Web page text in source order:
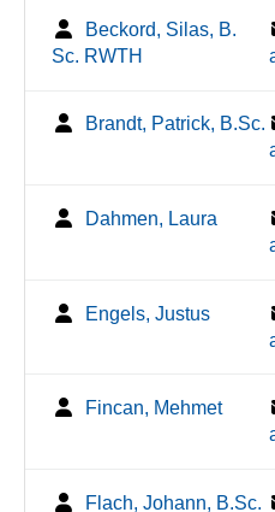
Beckord, Silas, B.
Sc. RWTH
Brandt, Patrick, B.Sc.
Dahmen, Laura
Engels, Justus
Fincan, Mehmet
Flach, Johann, B.Sc.